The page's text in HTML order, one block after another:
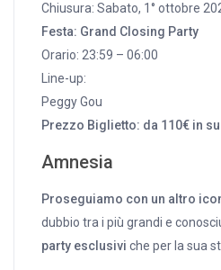
Chiusura: Sabato, 1° ottobre
Festa: Grand Closing Party
Orario: 23:59 – 06:00
Line-up:
Peggy Gou
Prezzo Biglietto: da 110€ in su
Amnesia
Proseguiamo con un altro
dubbio tra i più grandi e
party esclusivi che per la sua